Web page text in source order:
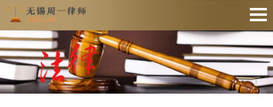
网站首页
法律资讯
业务范围